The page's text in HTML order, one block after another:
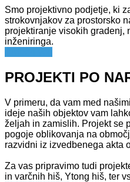
Smo projektivno podjetje, ki
strokovnjakov za prostorsko
projektiranje visokih gradenj,
inženiringa.
PROJEKTI PO
V primeru, da vam med
ideje naših objektov vam
željah in zamislih. Projekt se
pogoje oblikovanja na
razvidni iz izvedbenega akta
Za vas pripravimo tudi
in varčnih hiš, Ytong hiš, ter